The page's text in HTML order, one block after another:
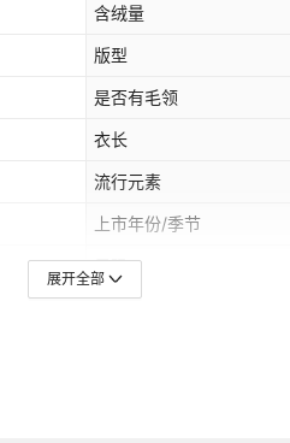
含绒量
版型
是否有毛领
衣长
流行元素
上市年份/季节
尺码
展开全部